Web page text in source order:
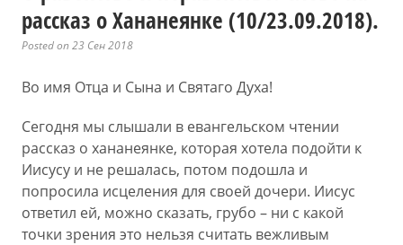
рассказ о Хананеянке (10/23.09.2018).
Posted on 23 Сен 2018
Во имя Отца и Сына и Святаго Духа!
Сегодня мы слышали в евангельском чтении
рассказ о хананеянке, которая хотела подойти к
Иисусу и не решалась, потом подошла и
попросила исцеления для своей дочери. Иисус
ответил ей, можно сказать, грубо – ни с какой
точки зрения это нельзя считать вежливым